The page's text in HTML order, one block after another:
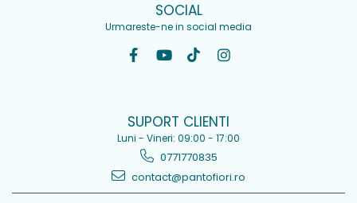
SOCIAL
Urmareste-ne in social media
SUPORT CLIENTI
Luni - Vineri: 09:00 - 17:00
0771770835
contact@pantofiori.ro